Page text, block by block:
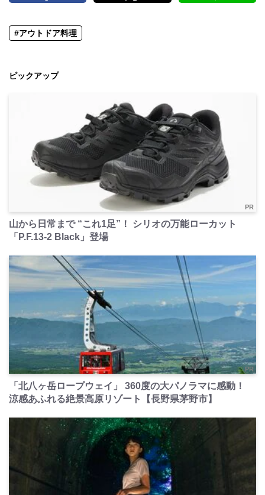
#アウトドア料理
ピックアップ
PR
山から日常まで “これ1足”！ シリオの万能ローカット
「P.F.13-2 Black」登場
PR
「北八ヶ岳ロープウェイ」 360度の大パノラマに感動！
涼感あふれる絶景高原リゾート【長野県茅野市】